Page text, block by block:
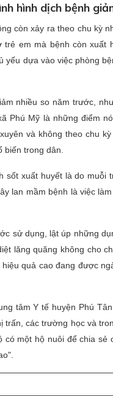
hình dịch bệnh
còn xảy ra theo chu kỳ
em mà bệnh còn
yếu dựa vào việc phòng
nhiều so năm trước,
Phú Mỹ là những điểm
và không theo chu
trong dân.
sốt xuất huyết là do
lan mầm bệnh là việc
sử dụng, lật úp những
lăng quăng không cho
quả cao đang được
tâm Y tế huyện Phú
trấn, các trường học và
một hộ nuôi để chia